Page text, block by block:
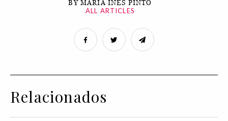
BY MARIA INÊS PINTO
ALL ARTICLES
Relacionados